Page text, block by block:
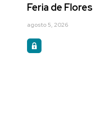
Feria de Flores
agosto 5, 2026